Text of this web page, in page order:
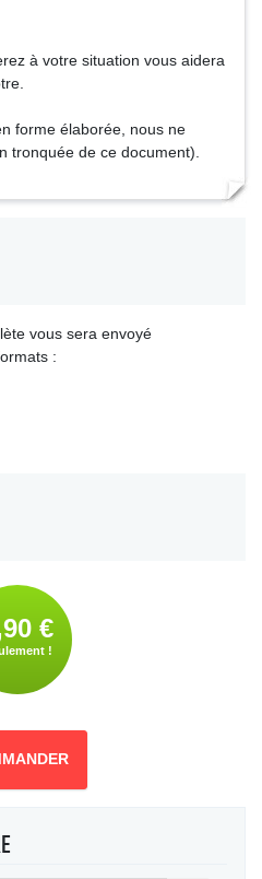
à votre situation vous aidera
forme élaborée, nous ne
tronquée de ce document).
vous sera envoyé
:
€
!